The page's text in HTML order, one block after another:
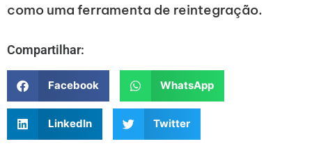
como uma ferramenta de reintegração.
Compartilhar:
Facebook WhatsApp
LinkedIn Twitter